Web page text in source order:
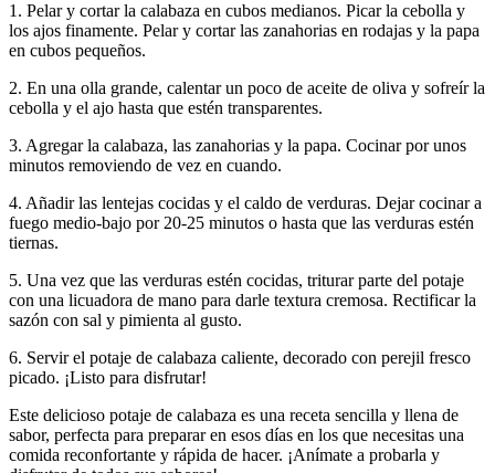
1. Pelar y cortar la calabaza en cubos medianos. Picar la cebolla y
los ajos finamente. Pelar y cortar las zanahorias en rodajas y la papa
en cubos pequeños.
2. En una olla grande, calentar un poco de aceite de oliva y sofreír la
cebolla y el ajo hasta que estén transparentes.
3. Agregar la calabaza, las zanahorias y la papa. Cocinar por unos
minutos removiendo de vez en cuando.
4. Añadir las lentejas cocidas y el caldo de verduras. Dejar cocinar a
fuego medio-bajo por 20-25 minutos o hasta que las verduras estén
tiernas.
5. Una vez que las verduras estén cocidas, triturar parte del potaje
con una licuadora de mano para darle textura cremosa. Rectificar la
sazón con sal y pimienta al gusto.
6. Servir el potaje de calabaza caliente, decorado con perejil fresco
picado. ¡Listo para disfrutar!
Este delicioso potaje de calabaza es una receta sencilla y llena de
sabor, perfecta para preparar en esos días en los que necesitas una
comida reconfortante y rápida de hacer. ¡Anímate a probarla y